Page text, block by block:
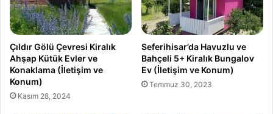
Çıldır Gölü Çevresi Kiralık
Ahşap Kütük Evler ve
Konaklama (İletişim ve
Konum)
Kasım 28, 2024
Seferihisar’da Havuzlu ve
Bahçeli 5+ Kiralık Bungalov
Ev (İletişim ve Konum)
Temmuz 30, 2023